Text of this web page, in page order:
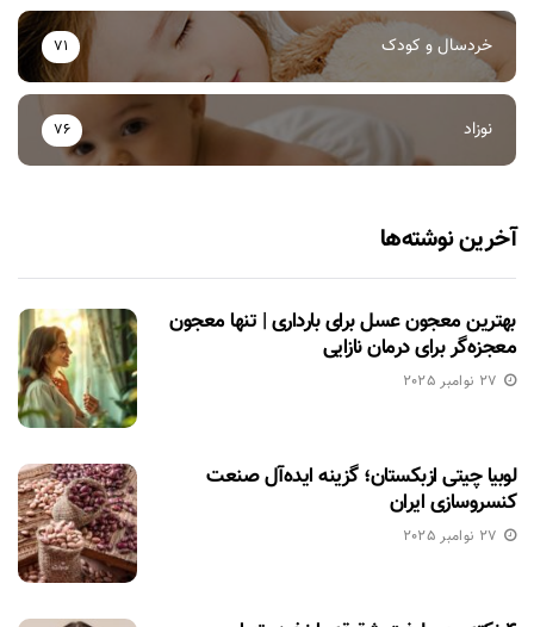
خردسال و کودک 71
نوزاد 76
آخرین نوشته‌ها
بهترین معجون عسل برای بارداری | تنها معجون
معجزه‌گر برای درمان نازایی
27 نوامبر 2025
لوبیا چیتی ازبکستان؛ گزینه ایده‌آل صنعت
کنسروسازی ایران
27 نوامبر 2025